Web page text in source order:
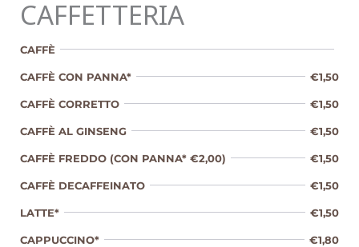
CAFFETTERIA
CAFFÈ
CAFFÈ CON PANNA* €1,50
CAFFÈ CORRETTO €1,50
CAFFÈ AL GINSENG €1,50
CAFFÈ FREDDO (CON PANNA* €2,00) €1,50
CAFFÈ DECAFFEINATO €1,50
LATTE* €1,50
CAPPUCCINO* €1,80